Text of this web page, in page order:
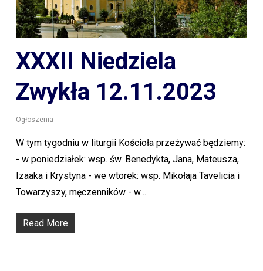
XXXII Niedziela
Zwykła 12.11.2023
Ogłoszenia
W tym tygodniu w liturgii Kościoła przeżywać będziemy:
- w poniedziałek: wsp. św. Benedykta, Jana, Mateusza,
Izaaka i Krystyna - we wtorek: wsp. Mikołaja Tavelicia i
Towarzyszy, męczenników - w…
Read More